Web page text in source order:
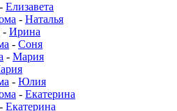
- Елизавета
- Наталья
- Ирина
- Соня
- Мария
- Юлия
- Екатерина
- Екатерина